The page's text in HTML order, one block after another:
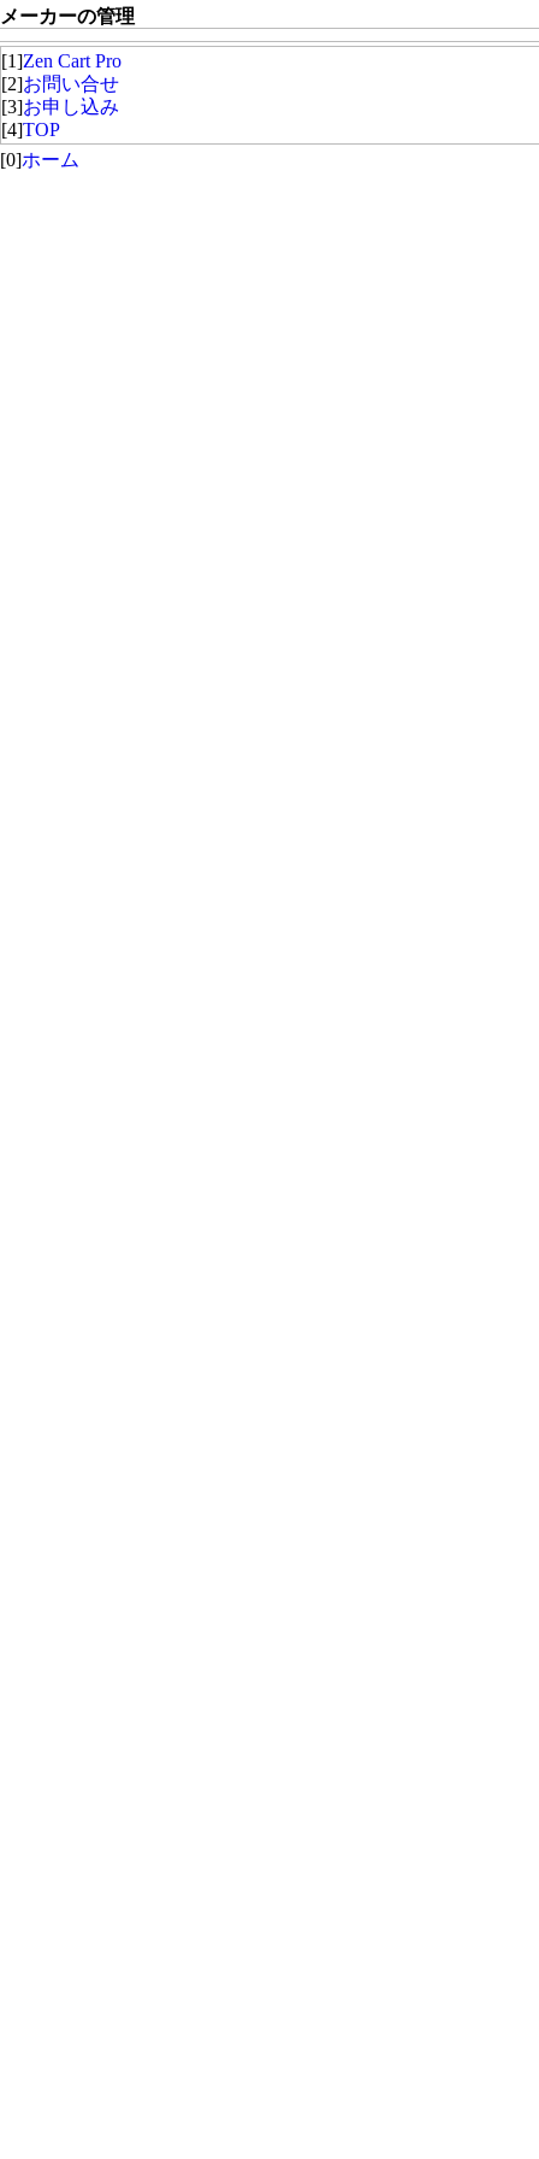
メーカーの管理
[1]Zen Cart Pro
[2]お問い合せ
[3]お申し込み
[4]TOP
[0]ホーム